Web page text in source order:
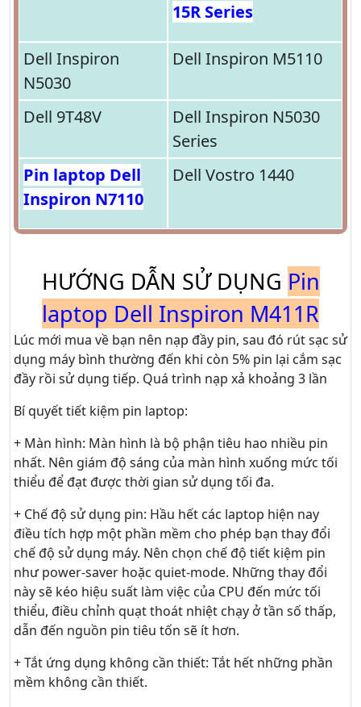
15R Series
Dell Inspiron
N5030
Dell Inspiron M5110
Dell 9T48V
Dell Inspiron N5030
Series
Pin laptop Dell
Inspiron N7110
Dell Vostro 1440
HƯỚNG DẪN SỬ DỤNG Pin
laptop Dell Inspiron M411R
Lúc mới mua về bạn nên nạp đầy pin, sau đó rút sạc sử
dụng máy bình thường đến khi còn 5% pin lại cắm sạc
đầy rồi sử dụng tiếp. Quá trình nạp xả khoảng 3 lần
Bí quyết tiết kiệm pin laptop:
+ Màn hình: Màn hình là bộ phận tiêu hao nhiều pin
nhất. Nên giám độ sáng của màn hình xuống mức tối
thiểu để đạt được thời gian sử dụng tối đa.
+ Chế độ sử dụng pin: Hầu hết các laptop hiện nay
điều tích hợp một phần mềm cho phép bạn thay đổi
chế độ sử dụng máy. Nên chọn chế độ tiết kiệm pin
như power-saver hoặc quiet-mode. Những thay đổi
này sẽ kéo hiệu suất làm việc của CPU đến mức tối
thiểu, điều chỉnh quạt thoát nhiệt chạy ở tần số thấp,
dẫn đến nguồn pin tiêu tốn sẽ ít hơn.
+ Tắt ứng dụng không cần thiết: Tắt hết những phần
mềm không cần thiết.